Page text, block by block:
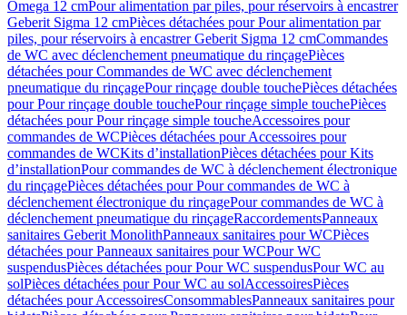
Omega 12 cmPour alimentation par piles, pour réservoirs à encastrer
Geberit Sigma 12 cmPièces détachées pour Pour alimentation par
piles, pour réservoirs à encastrer Geberit Sigma 12 cmCommandes
de WC avec déclenchement pneumatique du rinçagePièces
détachées pour Commandes de WC avec déclenchement
pneumatique du rinçagePour rinçage double touchePièces détachées
pour Pour rinçage double touchePour rinçage simple touchePièces
détachées pour Pour rinçage simple toucheAccessoires pour
commandes de WCPièces détachées pour Accessoires pour
commandes de WCKits d’installationPièces détachées pour Kits
d’installationPour commandes de WC à déclenchement électronique
du rinçagePièces détachées pour Pour commandes de WC à
déclenchement électronique du rinçagePour commandes de WC à
déclenchement pneumatique du rinçageRaccordementsPanneaux
sanitaires Geberit MonolithPanneaux sanitaires pour WCPièces
détachées pour Panneaux sanitaires pour WCPour WC
suspendusPièces détachées pour Pour WC suspendusPour WC au
solPièces détachées pour Pour WC au solAccessoiresPièces
détachées pour AccessoiresConsommablesPanneaux sanitaires pour